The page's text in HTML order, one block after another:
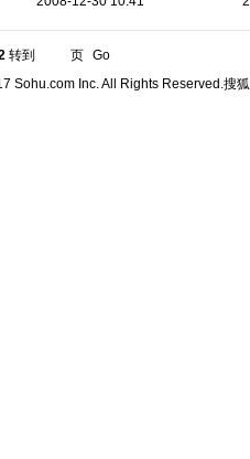
转到 页 Go
Sohu.com Inc. All Rights Reserved.搜